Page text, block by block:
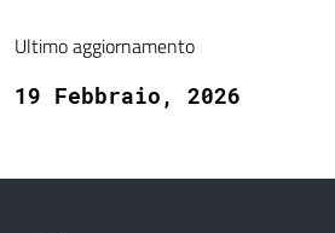
Ultimo aggiornamento
19 Febbraio, 2026